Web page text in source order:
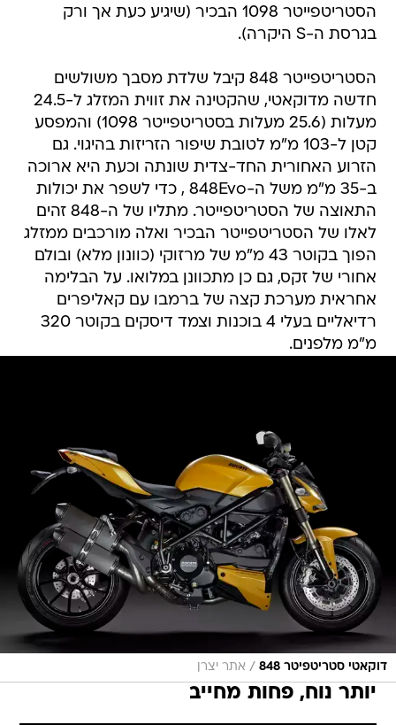
הסטריטפייטר 1098 הבכיר (שיגיע כעת אך ורק
בגרסת ה-S היקרה).
הסטריטפייטר 848 קיבל שלדת מסבך משולשים
חדשה מדוקאטי, שהקטינה את זווית המזלג ל-24.5
מעלות (25.6 מעלות בסטריטפייטר 1098) והמפסע
קטן ל-103 מ"מ לטובת שיפור הזריזות בהיגוי. גם
הזרוע האחורית החד-צדית שונתה וכעת היא ארוכה
ב-35 מ"מ משל ה-848Evo , כדי לשפר את יכולות
התאוצה של הסטריטפייטר. מתליו של ה-848 זהים
לאלו של הסטריטפייטר הבכיר ואלה מורכבים ממזלג
הפוך בקוטר 43 מ"מ של מרזוקי (כוונון מלא) ובולם
אחורי של זקס, גם כן מתכוונן במלואו. על הבלימה
אחראית מערכת קצה של ברמבו עם קאליפרים
רדיאליים בעלי 4 בוכנות וצמד דיסקים בקוטר 320
מ"מ מלפנים.
דוקאטי סטריטפיטר 848 / אתר יצרן
יותר נוח, פחות מחייב